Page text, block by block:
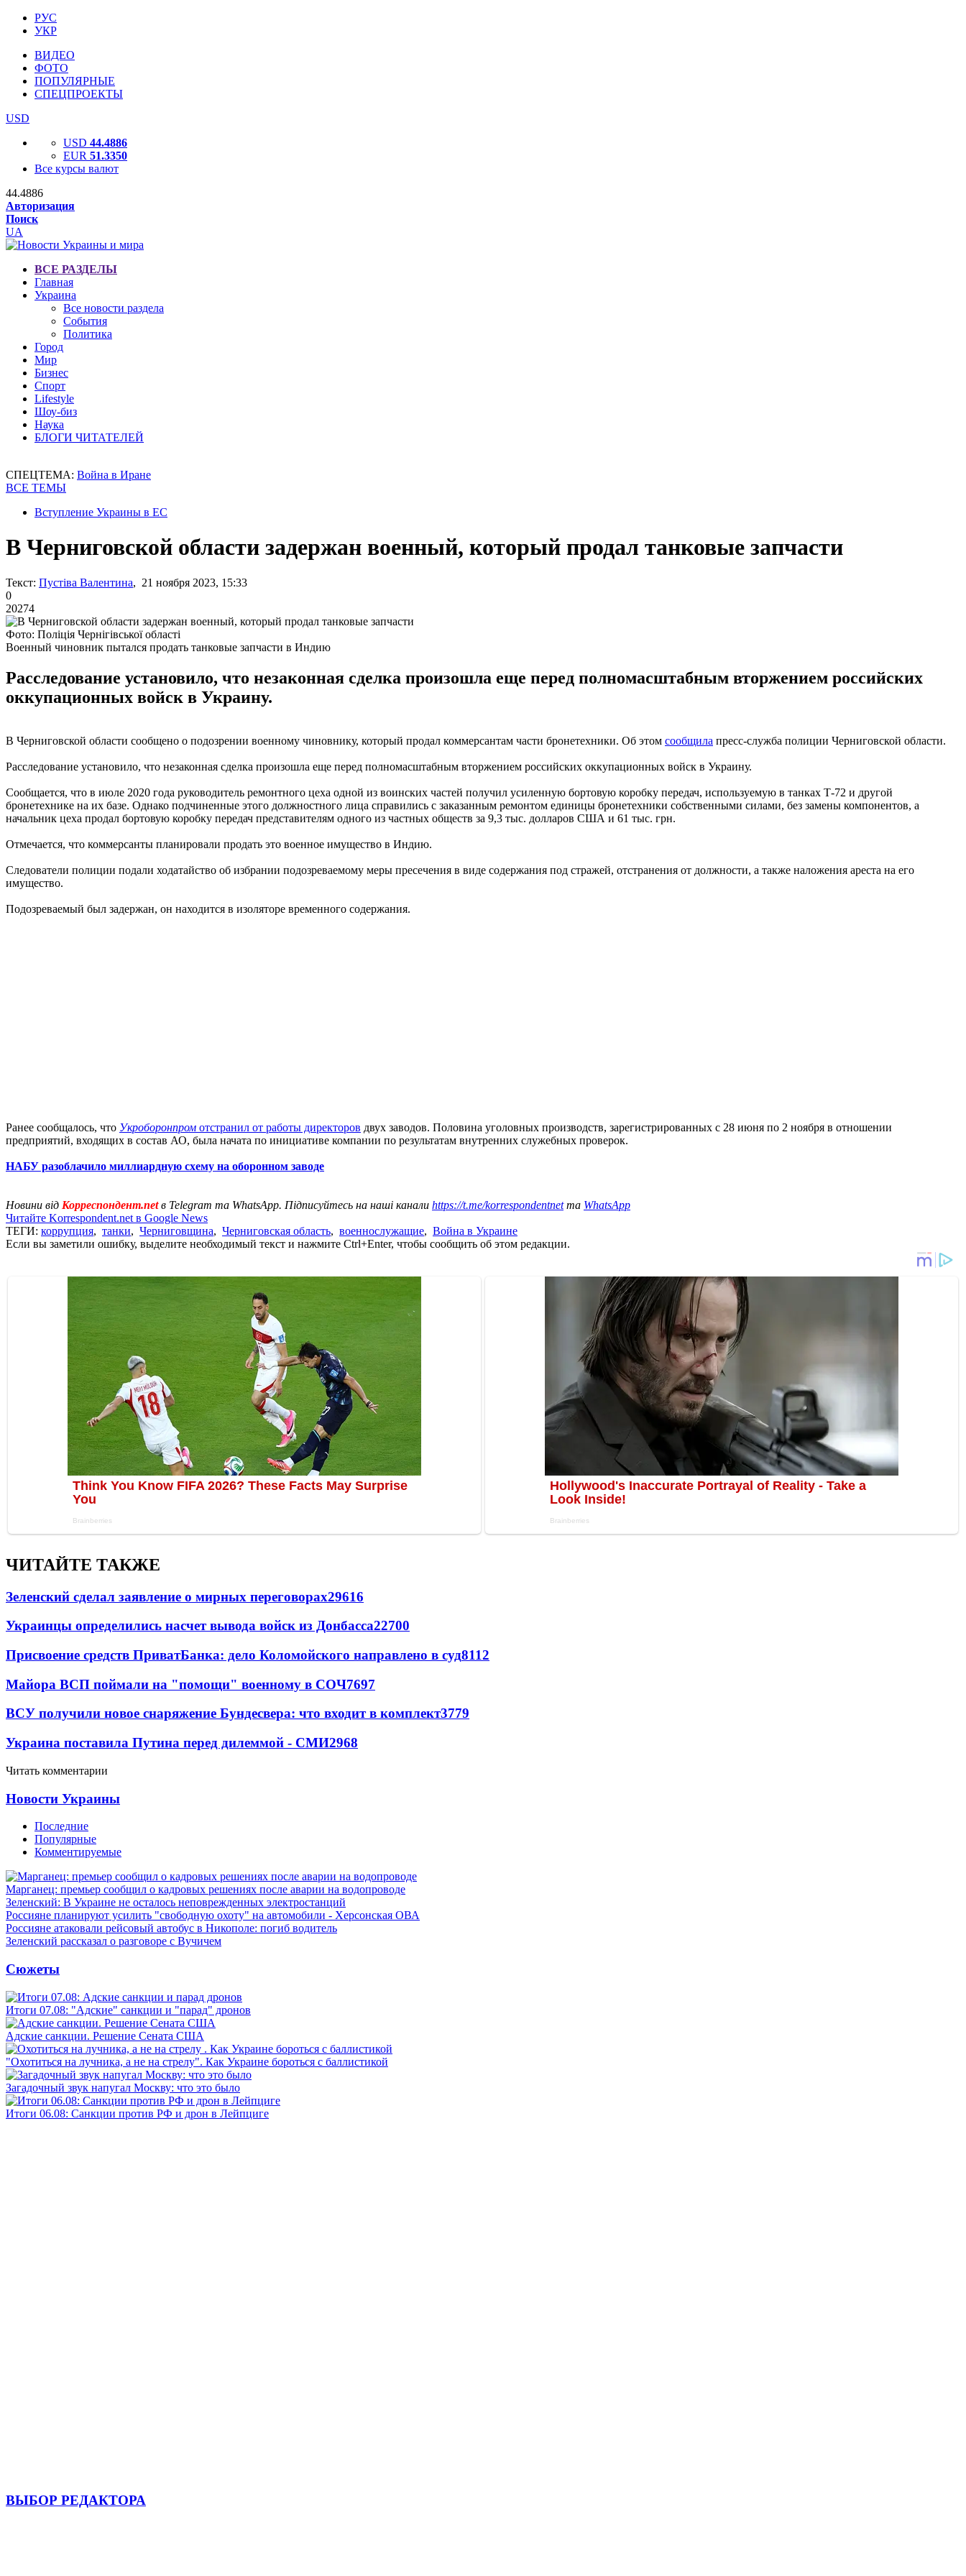
РУС
УКР
ВИДЕО
ФОТО
ПОПУЛЯРНЫЕ
СПЕЦПРОЕКТЫ
USD
USD 44.4886
EUR 51.3350
Все курсы валют
44.4886
Авторизация
Поиск
UA
ВСЕ РАЗДЕЛЫ
Главная
Украина
Все новости раздела
События
Политика
Город
Мир
Бизнес
Спорт
Lifestyle
Шоу-биз
Наука
БЛОГИ ЧИТАТЕЛЕЙ
СПЕЦТЕМА: Война в Иране
ВСЕ ТЕМЫ
Вступление Украины в ЕС
В Черниговской области задержан военный, который продал танковые запчасти
Текст: Пустіва Валентина, 21 ноября 2023, 15:33
0
20274
Фото: Поліція Чернігівської області
Военный чиновник пытался продать танковые запчасти в Индию
Расследование установило, что незаконная сделка произошла еще перед полномасштабным вторжением российских
оккупационных войск в Украину.
В Черниговской области сообщено о подозрении военному чиновнику, который продал коммерсантам части бронетехники. Об этом сообщила пресс-служба полиции Черниговской области.
Расследование установило, что незаконная сделка произошла еще перед полномасштабным вторжением российских оккупационных войск в Украину.
Сообщается, что в июле 2020 года руководитель ремонтного цеха одной из воинских частей получил усиленную бортовую коробку передач, используемую в танках Т-72 и другой
бронетехнике на их базе. Однако подчиненные этого должностного лица справились с заказанным ремонтом единицы бронетехники собственными силами, без замены компонентов, а
начальник цеха продал бортовую коробку передач представителям одного из частных обществ за 9,3 тыс. долларов США и 61 тыс. грн.
Отмечается, что коммерсанты планировали продать это военное имущество в Индию.
Следователи полиции подали ходатайство об избрании подозреваемому меры пресечения в виде содержания под стражей, отстранения от должности, а также наложения ареста на его
имущество.
Подозреваемый был задержан, он находится в изоляторе временного содержания.
Ранее сообщалось, что Укроборонпром отстранил от работы директоров двух заводов. Половина уголовных производств, зарегистрированных с 28 июня по 2 ноября в отношении
предприятий, входящих в состав АО, была начата по инициативе компании по результатам внутренних служебных проверок.
НАБУ разоблачило миллиардную схему на оборонном заводе
Новини від Корреспондент.netв Telegram та WhatsApp. Підписуйтесь на наші канали https://t.me/korrespondentnetта WhatsApp
Читайте Korrespondent.net в Google News
ТЕГИ: коррупция, танки, Черниговщина, Черниговская область, военнослужащие, Война в Украине
Если вы заметили ошибку, выделите необходимый текст и нажмите Ctrl+Enter, чтобы сообщить об этом редакции.
ЧИТАЙТЕ ТАКЖЕ
Зеленский сделал заявление о мирных переговорах29616
Украинцы определились насчет вывода войск из Донбасса22700
Присвоение средств ПриватБанка: дело Коломойского направлено в суд8112
Майора ВСП поймали на "помощи" военному в СОЧ7697
ВСУ получили новое снаряжение Бундесвера: что входит в комплект3779
Украина поставила Путина перед дилеммой - СМИ2968
Читать комментарии
Новости Украины
Последние
Популярные
Комментируемые
Марганец: премьер сообщил о кадровых решениях после аварии на водопроводе
Зеленский: В Украине не осталось неповрежденных электростанций
Россияне планируют усилить "свободную охоту" на автомобили - Херсонская ОВА
Россияне атаковали рейсовый автобус в Никополе: погиб водитель
Зеленский рассказал о разговоре с Вучичем
Сюжеты
Итоги 07.08: "Адские" санкции и "парад" дронов
Адские санкции. Решение Сената США
"Охотиться на лучника, а не на стрелу". Как Украине бороться с баллистикой
Загадочный звук напугал Москву: что это было
Итоги 06.08: Санкции против РФ и дрон в Лейпциге
ВЫБОР РЕДАКТОРА